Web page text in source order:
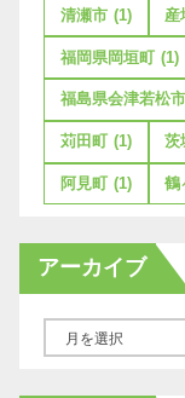
清瀬市 (1) 産
福岡県岡垣町 (1)
福島県会津若松市
苅田町 (1) 茨
阿見町 (1) 鶴
アーカイブ